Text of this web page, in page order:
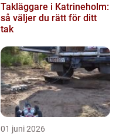
Takläggare i Katrineholm:
så väljer du rätt för ditt
tak
01 juni 2026